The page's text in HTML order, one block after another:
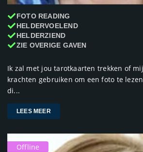
FOTO READING
HELDERVOELEND
HELDERZIEND
ZIE OVERIGE GAVEN
Ik zal met jou tarotkaarten trekken of
krachten gebruiken om een foto te
di...
LEES MEER
Offline